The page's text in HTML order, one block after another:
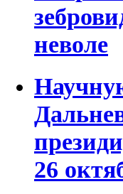
неволе
26